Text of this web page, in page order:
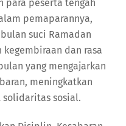
para peserta tengah
pemaparannya,
suci Ramadan
dan rasa
yang mengajarkan
meningkatkan
solidaritas sosial.